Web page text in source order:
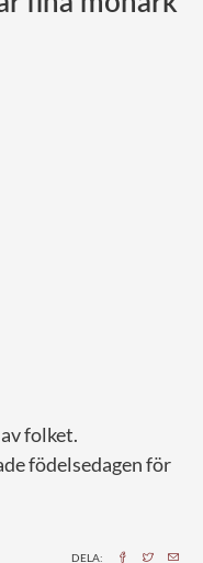
folket.
födelsedagen för
DELA: